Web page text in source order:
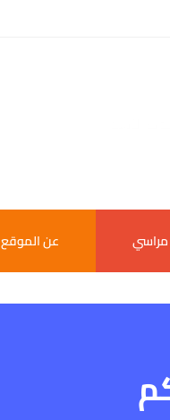
مراسي عن الموقع